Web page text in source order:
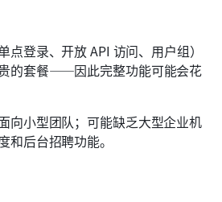
点登录、开放 API 访问、用户组）
的套餐——因此完整功能可能会花
向小型团队；可能缺乏大型企业机
和后台招聘功能。